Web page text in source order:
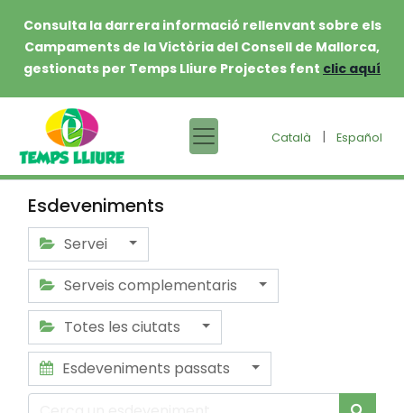
Consulta la darrera informació rellenvant sobre els
Campaments de la Victòria del Consell de Mallorca,
gestionats per Temps Lliure Projectes fent clic aquí
Català | Español
Esdeveniments
Servei
Serveis complementaris
Totes les ciutats
Esdeveniments passats